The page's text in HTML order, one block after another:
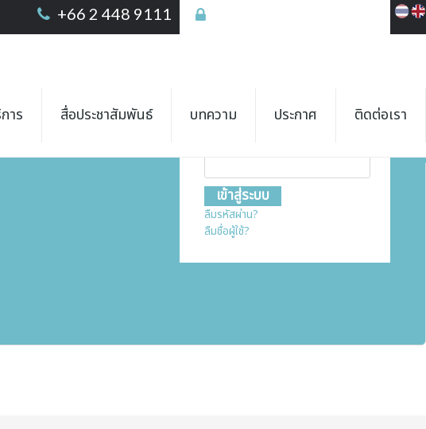
+66 2 448 9111 เข้าสู่ระบบ
ลืมรหัสผ่าน?
ลืมชื่อผู้ใช้?
าร สื่อประชาสัมพันธ์ บทความ ประกาศ ติดต่อเรา